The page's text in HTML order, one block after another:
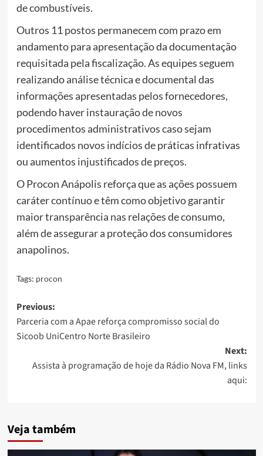
de combustíveis.
Outros 11 postos permanecem com prazo em
andamento para apresentação da documentação
requisitada pela fiscalização. As equipes seguem
realizando análise técnica e documental das
informações apresentadas pelos fornecedores,
podendo haver instauração de novos
procedimentos administrativos caso sejam
identificados novos indícios de práticas infrativas
ou aumentos injustificados de preços.
O Procon Anápolis reforça que as ações possuem
caráter contínuo e têm como objetivo garantir
maior transparência nas relações de consumo,
além de assegurar a proteção dos consumidores
anapolinos.
Tags: procon
Post
navigation
Previous:
Parceria com a Apae reforça compromisso social do
Sicoob UniCentro Norte Brasileiro
Next:
Assista à programação de hoje da Rádio Nova FM, links
aqui:
Veja também